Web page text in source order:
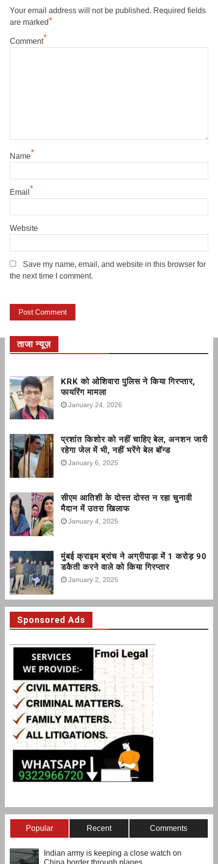
Your email address will not be published. Required fields
are marked*
Comment*
Name*
Email *
Website
Save my name, email, and website in this browser for
the next time I comment.
ताजा न्यूज़
KRK को ओशिवारा पुलिस ने किया गिरप्तार,
फायरिंग मामला
January 24, 2026
प्रशांत किशोर को नहीं चाहिए बेल, अनशन जारी
रहेगा जेल में भी, नहीं भरेंगे बेल बॉन्ड
January 6, 2025
सीएम आतिशी के दोस्त दोस्त न रहा चुनावी
मैदान में उतरा खिलाफ
January 4, 2025
मुंबई क्राइम ब्रांच ने अग्रीपाड़ा में 1 करोड़ 90
डकैती करने वाले को किया गिरप्तार
January 2, 2025
Sponsored Ads
Popular Recent Comments
Indian army is keeping a close watch on